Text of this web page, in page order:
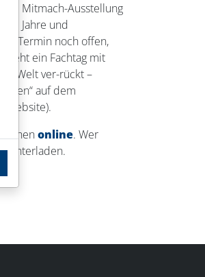
die Mitmach-Ausstellung
Jahre und
Termin noch offen,
steht ein Fachtag mit
Welt ver-rückt –
auf dem
Website).
online. Wer